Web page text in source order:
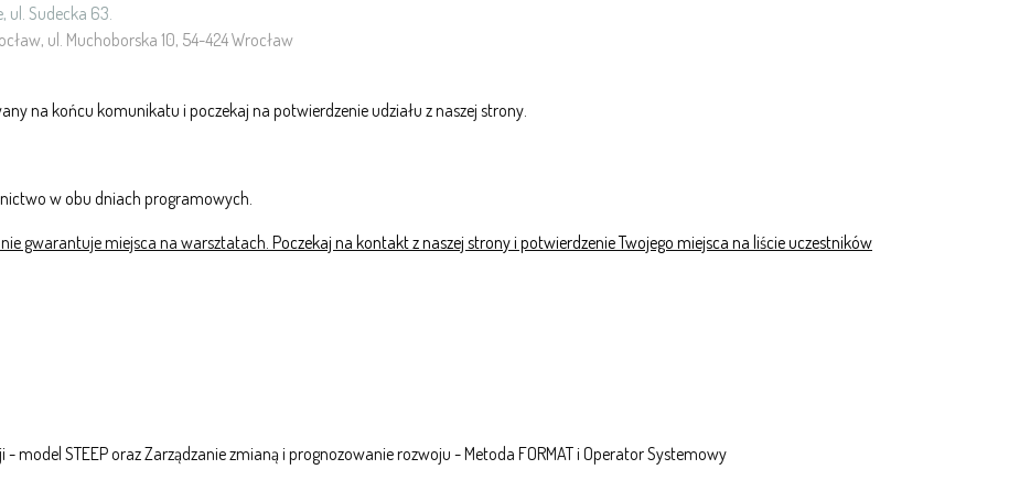
ul. Sudecka 63.
ul. Muchoborska 10, 54-424 Wrocław
na końcu komunikatu i poczekaj na potwierdzenie udziału z naszej strony.
w obu dniach programowych.
gwarantuje miejsca na warsztatach. Poczekaj na kontakt z naszej strony i potwierdzenie Twojego miejsca na liście uczestników
model STEEP oraz Zarządzanie zmianą i prognozowanie rozwoju - Metoda FORMAT i Operator Systemowy